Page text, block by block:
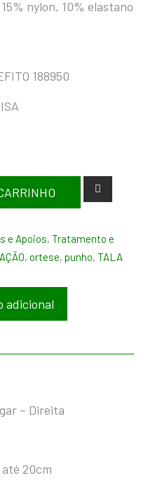
nylon, 10% elastano
188950
e Apoios, Tratamento e
, ortese, punho, TALA
adicional
– Direita
20cm